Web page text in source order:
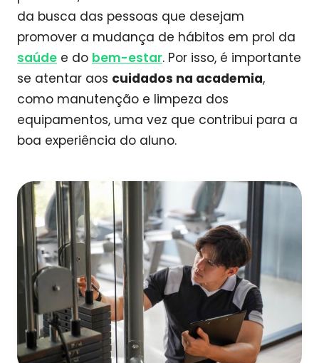
da busca das pessoas que desejam
promover a mudança de hábitos em prol da
saúde e do bem-estar. Por isso, é importante
se atentar aos cuidados na academia,
como manutenção e limpeza dos
equipamentos, uma vez que contribui para a
boa experiência do aluno.